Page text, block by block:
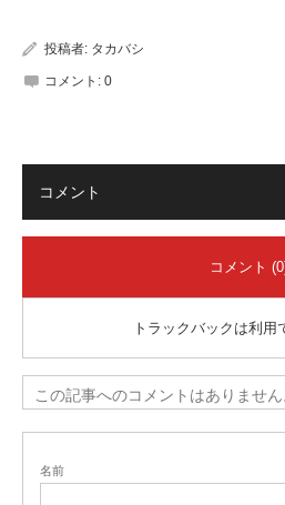
投稿者: タカバシ
コメント: 0
コメント
コメント
トラックバックは利用
この記事へのコメントはありません
名前